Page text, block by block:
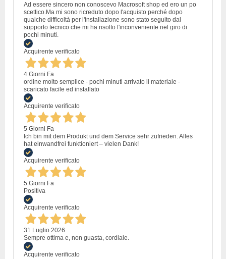
Ad essere sincero non conoscevo Macrosoft shop ed ero un po
scettico.Ma mi sono ricreduto dopo l'acquisto perché dopo
qualche difficoltà per l'installazione sono stato seguito dal
supporto tecnico che mi ha risolto l'inconveniente nel giro di
pochi minuti.
Acquirente verificato
4 Giorni Fa
ordine molto semplice - pochi minuti arrivato il materiale -
scaricato facile ed installato
Acquirente verificato
5 Giorni Fa
Ich bin mit dem Produkt und dem Service sehr zufrieden. Alles
hat einwandfrei funktioniert – vielen Dank!
Acquirente verificato
5 Giorni Fa
Positiva
Acquirente verificato
31 Luglio 2026
Sempre ottima e, non guasta, cordiale.
Acquirente verificato